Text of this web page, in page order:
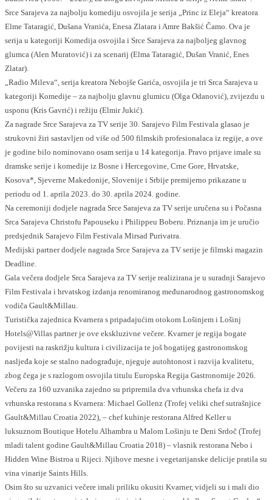
Srce Sarajeva za najbolju komediju osvojila je serija „Princ iz Eleja“ kreatora
Elme Tataragić, Dušana Vranića, Enesa Zlatara i Amre Bakšić Čamo. Ova je
serija u kategoriji Komedija osvojila i Srce Sarajeva za najboljeg glavnog
glumca (Alen Muratović) i za scenarij (Elma Tataragić, Dušan Vranić, Enes
Zlatar).
„Radio Mileva“, serija kreatora Nebojše Garića, osvojila je tri Srca Sarajeva u
kategoriji Komedije – za najbolju glavnu glumicu (Olga Odanović), zvijezdu u
usponu (Kris Gavrić) i režiju (Elmir Jukić).
Za nagrade Srce Sarajeva za TV serije 30. Sarajevo Film Festivala glasao je
strukovni žiri sastavljen od više od 500 filmskih profesionalaca iz regije, a ove
je godine bilo nominovano osam serija u 14 kategorija. Pravo prijave imale su
dramske serije i komedije iz Bosne i Hercegovine, Crne Gore, Hrvatske,
Kosova*, Sjeverne Makedonije, Slovenije i Srbije premijerno prikazane u
periodu od 1. aprila 2023. do 30. aprila 2024. godine.
Na ceremoniji dodjele nagrada Srce Sarajeva za TV serije uručena su i Počasna
Srca Sarajeva Christofu Papouseku i Philippeu Boberu. Priznanja im je uručio
predsjednik Sarajevo Film Festivala Mirsad Purivatra.
Medijski partner dodjele nagrada Srce Sarajeva za TV serije je filmski magazin
Deadline.
Gala večera dodjele Srca Sarajeva za TV serije realizirana je u suradnji Sarajevo
Film Festivala i hrvatskog izdanja renomiranog međunarodnog gastronomskog
vodiča Gault&Millau.
Turistička zajednica Kvarnera s pripadajućim otokom Lošinjem i Lošinj
Hotels@Villas partner je ove ekskluzivne večere. Kvarner je regija bogate
povijesti na raskrižju kultura i civilizacija te još bogatijeg gastronomskog
nasljeđa koje se stalno nadograđuje, njeguje autohtonost i razvija kvalitetu,
zbog čega je s razlogom osvojila titulu Europska Regija Gastronomije 2026.
Večeru za 160 uzvanika zajedno su pripremila dva vrhunska chefa iz dva
vrhunska restorana s Kvarnera: Michael Gollenz (Trofej veliki chef sutrašnjice
Gault&Millau Croatia 2022), – chef kuhinje restorana Alfred Keller u
luksuznom Boutique Hotelu Alhambra u Malom Lošinju te Deni Srdoč (Trofej
mladi talent godine Gault&Millau Croatia 2018) – vlasnik restorana Nebo i
Hidden Wine Bistroa u Rijeci. Njihove mesne i vegetarijanske delicije pratila su
vina vinarije Saints Hills.
Osim što su uzvanici večere imali priliku okusiti Kvarner, vidjeli su i mali dio